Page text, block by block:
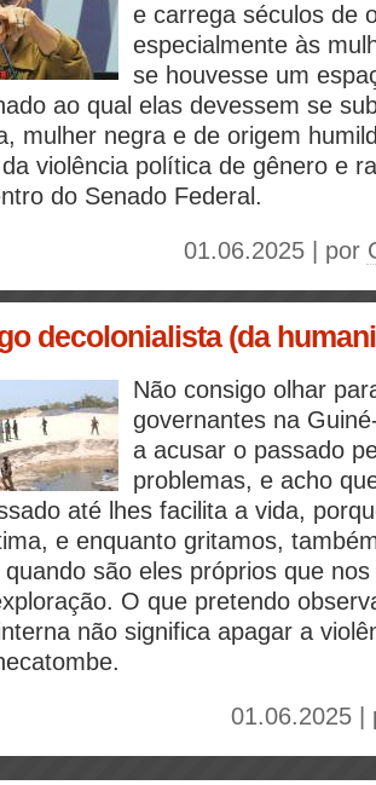
e carrega séculos de
especialmente às
se houvesse um
ao qual elas devessem se
mulher negra e de origem
violência política de gênero e
do Senado Federal.
01.06.2025 | por
decolonialista (da
Não consigo olhar
governantes na
a acusar o passado
problemas, e acho
até lhes facilita a vida,
e enquanto gritamos,
quando são eles próprios que
O que pretendo
não significa apagar a
01.06.2025